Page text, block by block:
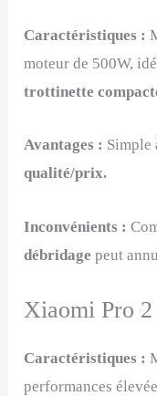
Caractéristiques :
moteur de 500W,
trottinette
Avantages : Simple
qualité/prix.
Inconvénients :
débridagepeut
Xiaomi Pro 2
Caractéristiques :
performances